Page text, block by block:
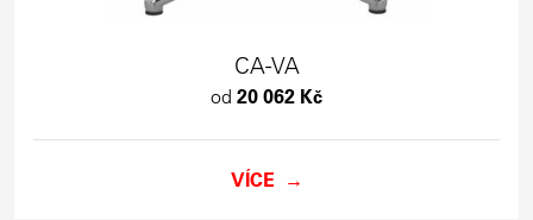
CA-VA
od 20 062 Kč
VÍCE